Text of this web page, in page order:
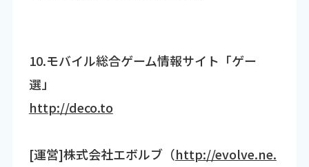
10.モバイル総合ゲーム情報サイト「ゲー
選」
http://deco.to
[運営]株式会社エボルブ（http://evolve.ne.